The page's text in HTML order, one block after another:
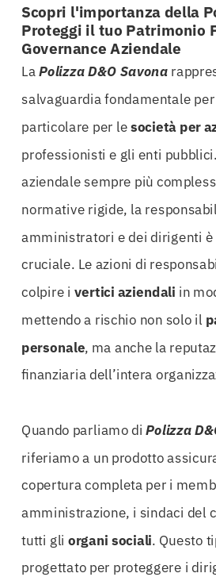
Scopri l'importanza della
Proteggi il tuo Patrimonio
Governance Aziendale
LaPolizza D&O Savona
salvaguardia fondamentale
particolare per lesocietà per
professionisti e gli enti
aziendale sempre più
normative rigide, la
amministratori e dei dirigenti è
cruciale. Le azioni di
colpire i vertici aziendali in
mettendo a rischio non solo il
personale, ma anche la
finanziaria dell’intera
Quando parliamo diPolizza
riferiamo a un prodotto
copertura completa per i
amministrazione, i sindaci del
tutti gliorgani sociali. Questo
progettato per proteggere i